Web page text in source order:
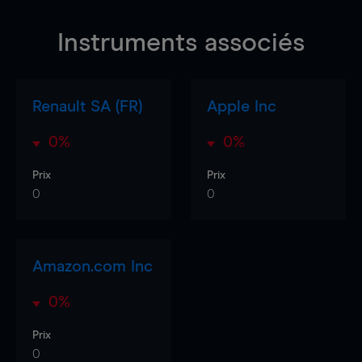
Instruments associés
Renault SA (FR)
0%
Prix
0
Apple Inc
0%
Prix
0
Amazon.com Inc
0%
Prix
0